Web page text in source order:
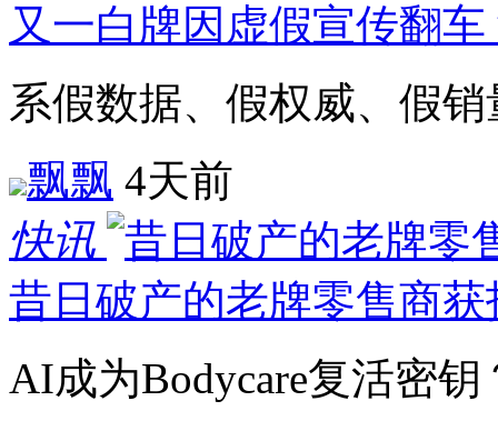
又一白牌因虚假宣传翻车
系假数据、假权威、假销
飘飘 4天前
快讯
昔日破产的老牌零售商获
AI成为Bodycare复活密钥